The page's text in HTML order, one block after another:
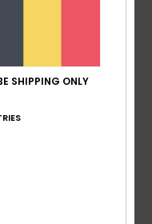
SHIPPING ONLY